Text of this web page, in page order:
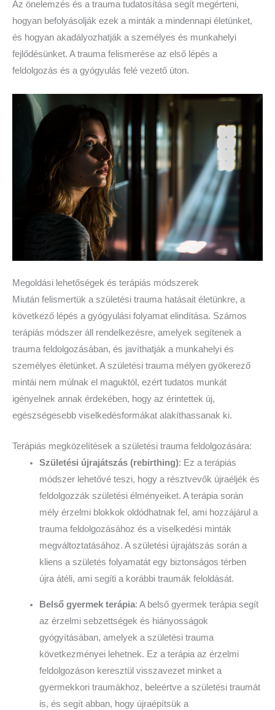
Az önelemzés és a trauma tudatosítása segít megérteni,
hogyan befolyásolják ezek a minták a mindennapi életünket,
és hogyan akadályozhatják a személyes és munkahelyi
fejlődésünket. A trauma felismerése az első lépés a
feldolgozás és a gyógyulás felé vezető úton.
Megoldási lehetőségek és terápiás módszerek
Miután felismertük a születési trauma hatásait életünkre, a
következő lépés a gyógyulási folyamat elindítása. Számos
terápiás módszer áll rendelkezésre, amelyek segítenek a
trauma feldolgozásában, és javíthatják a munkahelyi és
személyes életünket. A születési trauma mélyen gyökerező
mintái nem múlnak el maguktól, ezért tudatos munkát
igényelnek annak érdekében, hogy az érintettek új,
egészségesebb viselkedésformákat alakíthassanak ki.
Terápiás megközelítések a születési trauma feldolgozására:
Születési újrajátszás (rebirthing): Ez a terápiás
módszer lehetővé teszi, hogy a résztvevők újraéljék és
feldolgozzák születési élményeiket. A terápia során
mély érzelmi blokkok oldódhatnak fel, ami hozzájárul a
trauma feldolgozásához és a viselkedési minták
megváltoztatásához. A születési újrajátszás során a
kliens a születés folyamatát egy biztonságos térben
újra átéli, ami segíti a korábbi traumák feloldását.
Belső gyermek terápia: A belső gyermek terápia segít
az érzelmi sebzettségek és hiányosságok
gyógyításában, amelyek a születési trauma
következményei lehetnek. Ez a terápia az érzelmi
feldolgozáson keresztül visszavezet minket a
gyermekkori traumákhoz, beleértve a születési traumát
is, és segít abban, hogy újraépítsük a